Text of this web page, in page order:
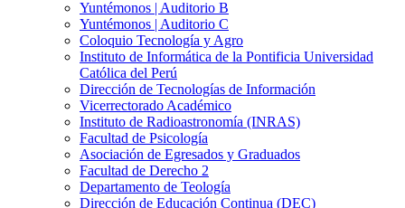
Yuntémonos | Auditorio B
Yuntémonos | Auditorio C
Coloquio Tecnología y Agro
Instituto de Informática de la Pontificia Universidad
Católica del Perú
Dirección de Tecnologías de Información
Vicerrectorado Académico
Instituto de Radioastronomía (INRAS)
Facultad de Psicología
Asociación de Egresados y Graduados
Facultad de Derecho 2
Departamento de Teología
Dirección de Educación Continua (DEC)